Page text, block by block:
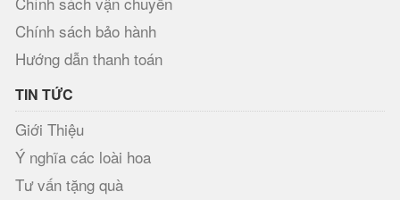
Chính sách bảo hành
Hướng dẫn thanh toán
TIN TỨC
Giới Thiệu
Ý nghĩa các loài hoa
Tư vấn tặng quà